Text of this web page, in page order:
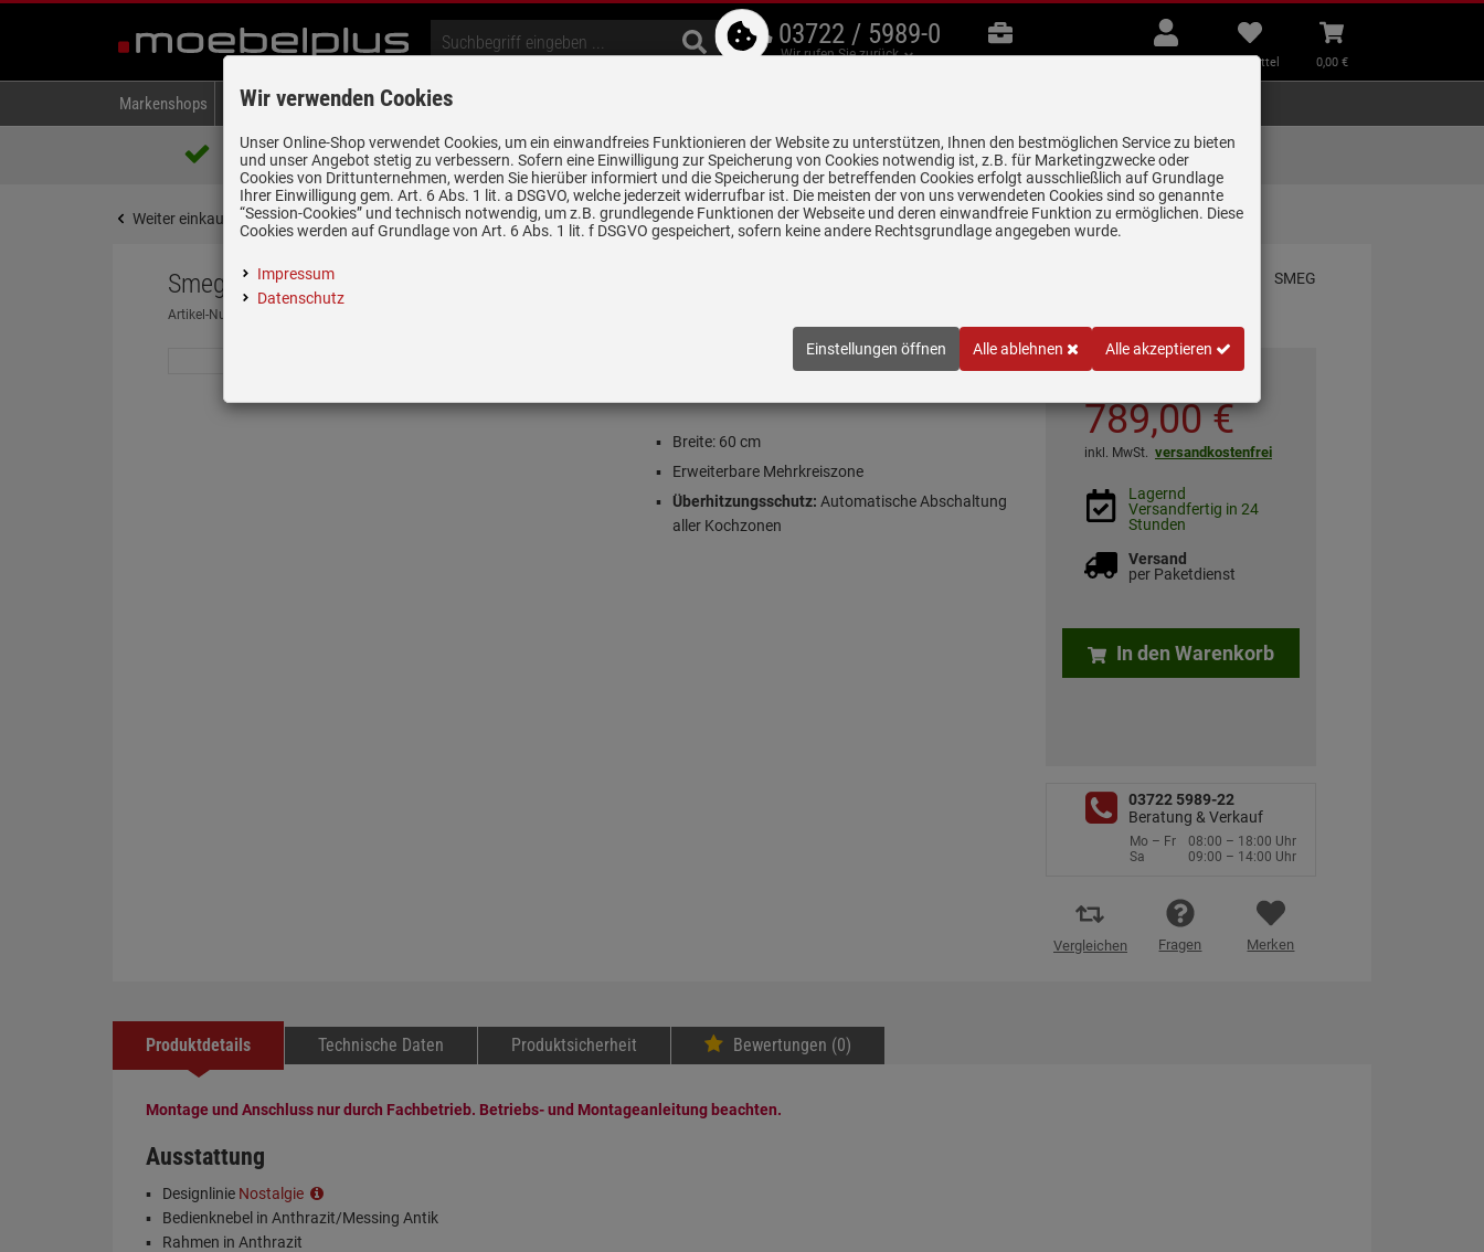
03722 / 5989-0
Wir rufen Sie zurück
B2B
Beratung
Mein
Konto
Merkzettel
aufklappen
Merkzettel
Warenkorb
aufklappen
0,00 €
Markenshops Backen & Kochen Kühlen & Gefrieren
Über 85.000 positive Bewertungen
auf eBay, Amazon und Trusted Shops
5 Jahre Garantie auf
alle gekennzeichneten Produkte
Lieferung zum
Wunschtermin
Weiter einkaufen Startseite Backen & Kochen Kochfelder autark Smeg P864AO Glaskeramikkochfeld autark Anthrazit
Smeg P864AO Glaskeramikkochfeld autark Anthrazit
Artikel-Nummer:
Einloggen und Bewertung schreiben
Breite: 60 cm
Erweiterbare Mehrkreiszone
Überhitzungsschutz: Automatische Abschaltung
aller Kochzonen
789,00 €
inkl. MwSt. versandkostenfrei
Lagernd
Versandfertig in 24
Stunden
Versand
per Paketdienst
In den Warenkorb
03722 5989-22
Beratung & Verkauf
Mo – Fr
08:00 – 18:00 Uhr
Sa
09:00 – 14:00 Uhr
Vergleichen Fragen Merken
Produktdetails Technische Daten Produktsicherheit Bewertungen (0)
Montage und Anschluss nur durch Fachbetrieb. Betriebs- und Montageanleitung beachten.
Ausstattung
Designlinie Nostalgie
Bedienknebel in Anthrazit/Messing Antik
Rahmen in Anthrazit
Wir verwenden Cookies
Unser Online-Shop verwendet Cookies, um ein einwandfreies Funktionieren der Website zu unterstützen, Ihnen den bestmöglichen Service zu bieten
und unser Angebot stetig zu verbessern. Sofern eine Einwilligung zur Speicherung von Cookies notwendig ist, z.B. für Marketingzwecke oder
Cookies von Drittunternehmen, werden Sie hierüber informiert und die Speicherung der betreffenden Cookies erfolgt ausschließlich auf Grundlage
Ihrer Einwilligung gem. Art. 6 Abs. 1 lit. a DSGVO, welche jederzeit widerrufbar ist. Die meisten der von uns verwendeten Cookies sind so genannte
“Session-Cookies” und technisch notwendig, um z.B. grundlegende Funktionen der Webseite und deren einwandfreie Funktion zu ermöglichen. Diese
Cookies werden auf Grundlage von Art. 6 Abs. 1 lit. f DSGVO gespeichert, sofern keine andere Rechtsgrundlage angegeben wurde.
Impressum
Datenschutz
Einstellungen öffnen Alle ablehnen Alle akzeptieren